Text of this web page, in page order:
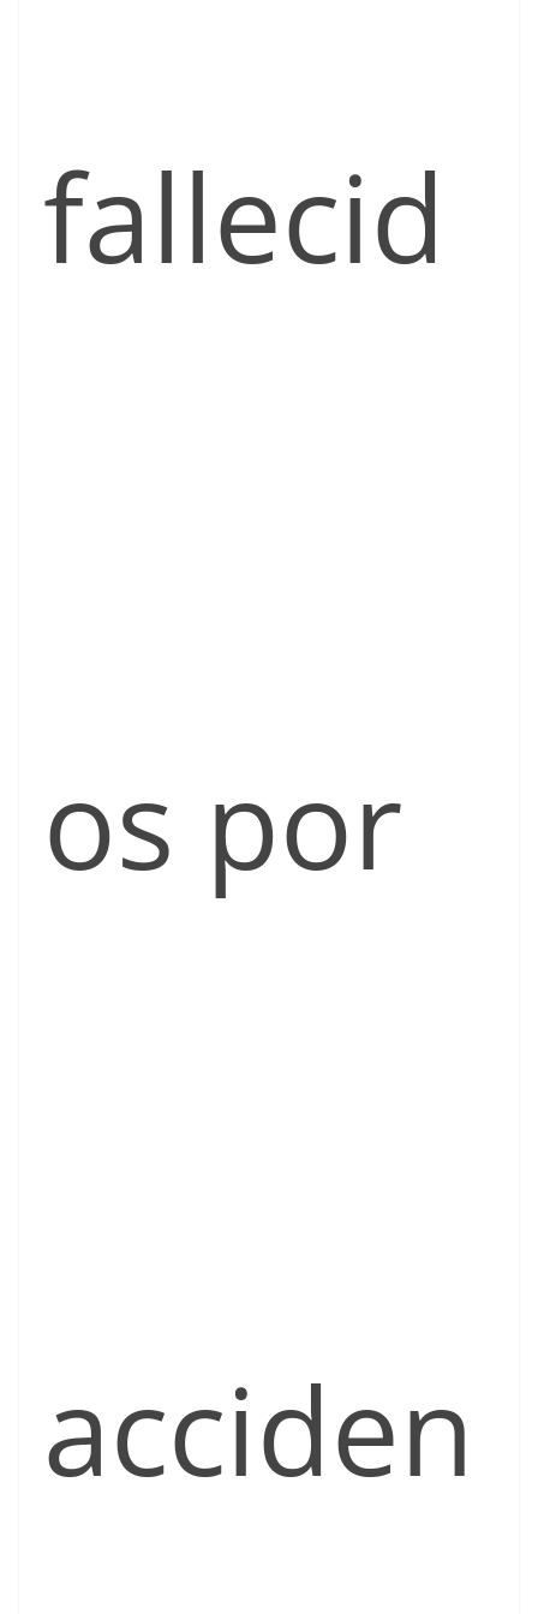
fallecid
os por
acciden